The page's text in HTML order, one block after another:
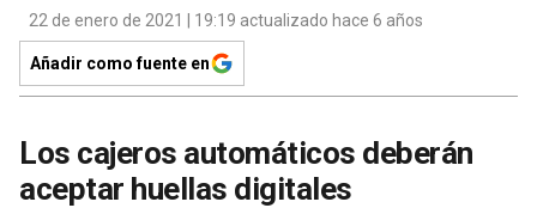
22 de enero de 2021 | 19:19 actualizado hace 6 años
Añadir como fuente en
Los cajeros automáticos deberán
aceptar huellas digitales